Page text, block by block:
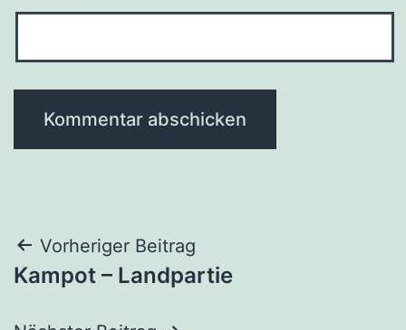
Beitragsnavigation
Vorheriger Beitrag
Kampot – Landpartie